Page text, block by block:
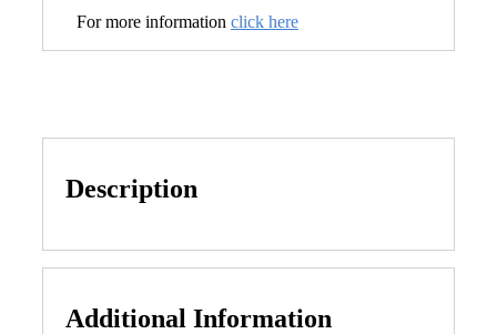
For more information click here
Description
Additional Information